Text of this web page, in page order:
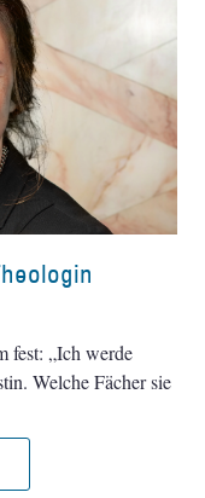
fest: „Ich werde
Welche Fächer sie